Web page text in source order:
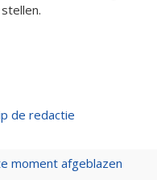
de redactie
moment afgeblazen